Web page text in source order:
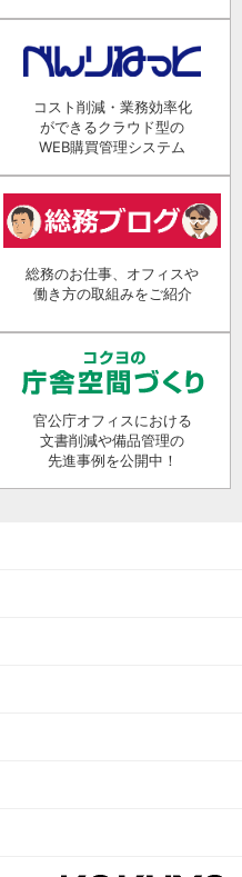
コスト削減・業務効率化
ができるクラウド型の
WEB購買管理システム
総務のお仕事、オフィスや
働き方の取組みをご紹介
官公庁オフィスにおける
文書削減や備品管理の
先進事例を公開中！